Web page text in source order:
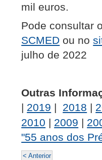
mil euros.
Pode consultar
SCMED ou no
julho de 2022
Outras
| 2019 | 2018 |
2010 | 2009 |
"55 anos dos
< Anterior